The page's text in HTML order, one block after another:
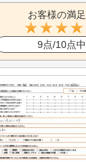
お客様の満
9点/10点中